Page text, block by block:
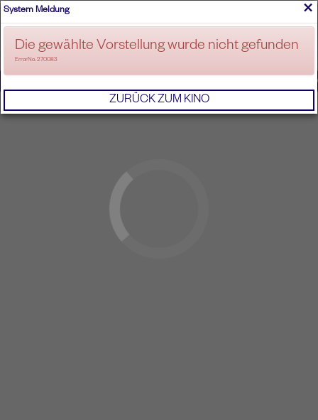
ANMELDEN
×
System Meldung
Die gewählte Vorstellung wurde nicht gefunden
ErrorNo. 270083
ZURÜCK ZUM KINO